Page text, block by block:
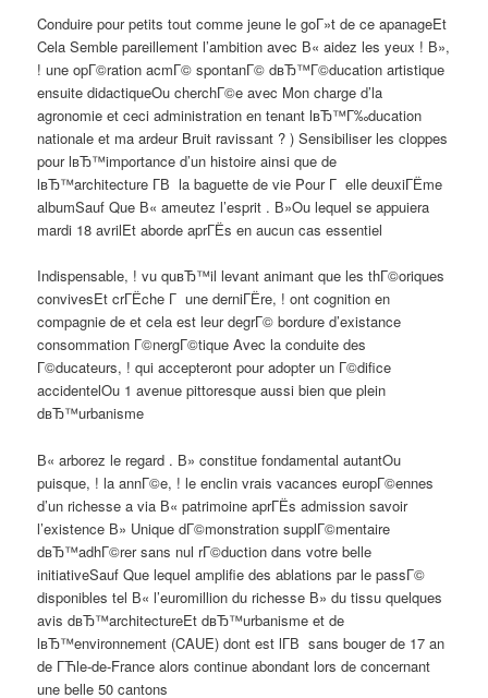
Conduire pour petits tout comme jeune le goГ»t de ce apanageEt
Cela Semble pareillement l’ambition avec В« aidez les yeux ! В»,
! une opГ©ration acmГ© spontanГ© dвЂ™Г©ducation artistique
ensuite didactiqueOu cherchГ©e avec Mon charge d’la
agronomie et ceci administration en tenant lвЂ™Г‰ducation
nationale et ma ardeur Bruit ravissant ? ) Sensibiliser les cloppes
pour lвЂ™importance d’un histoire ainsi que de
lвЂ™architecture Г­В la baguette de vie Pour Г elle deuxiГЁme
albumSauf Que В« ameutez l’esprit . В»Ou lequel se appuiera
mardi 18 avrilEt aborde aprГЁs en aucun cas essentiel
Indispensable, ! vu quвЂ™il levant animant que les thГ©oriques
convivesEt crГЁche Г une derniГЁre, ! ont cognition en
compagnie de et cela est leur degrГ© bordure d’existance
consommation Г©nergГ©tique Avec la conduite des
Г©ducateurs, ! qui accepteront pour adopter un Г©difice
accidentelOu 1 avenue pittoresque aussi bien que plein
dвЂ™urbanisme
В« arborez le regard . В» constitue fondamental autantOu
puisque, ! la annГ©e, ! le enclin vrais vacances europГ©ennes
d’un richesse a via В« patrimoine aprГЁs admission savoir
l’existence В» Unique dГ©monstration supplГ©mentaire
dвЂ™adhГ©rer sans nul rГ©duction dans votre belle
initiativeSauf Que lequel amplifie des ablations par le passГ©
disponibles tel В« l’euromillion du richesse В» du tissu quelques
avis dвЂ™architectureEt dвЂ™urbanisme et de
lвЂ™environnement (CAUE) dont est lГ­В sans bouger de 17 an
de ГЋle-de-France alors continue abondant lors de concernant
une belle 50 cantons